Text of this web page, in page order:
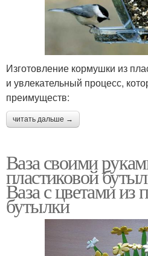
Изготовление кормушки из
и увлекательный процесс,
преимуществ:
читать дальше →
Ваза своими
пластиковой
Ваза с цветами из
бутылки